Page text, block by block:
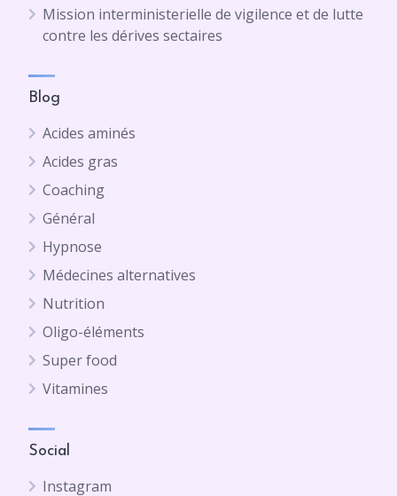
Mission interministerielle de vigilence et de lutte
contre les dérives sectaires
Blog
Acides aminés
Acides gras
Coaching
Général
Hypnose
Médecines alternatives
Nutrition
Oligo-éléments
Super food
Vitamines
Social
Instagram